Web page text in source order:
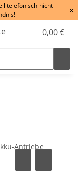
telefonisch nicht
×
0,00 €